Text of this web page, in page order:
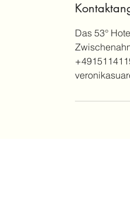
Das 53°